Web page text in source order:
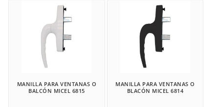
MANILLA PARA VENTANAS O
BALCÓN MICEL 6815
MANILLA PARA VENTANAS O
BLACÓN MICEL 6814